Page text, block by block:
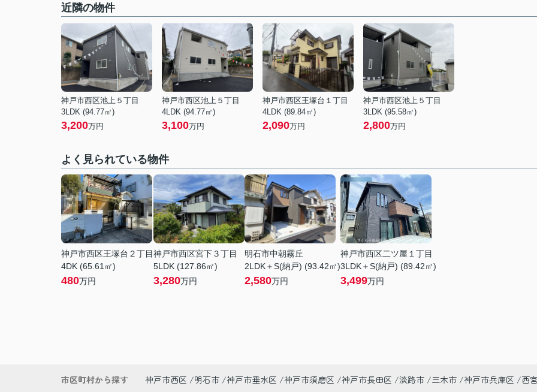
近隣の物件
神戸市西区池上５丁目
3LDK (94.77㎡)
3,200万円
神戸市西区池上５丁目
4LDK (94.77㎡)
3,100万円
神戸市西区王塚台１丁目
4LDK (89.84㎡)
2,090万円
神戸市西区池上５丁目
3LDK (95.58㎡)
2,800万円
よく見られている物件
神戸市西区王塚台２丁目
4DK (65.61㎡)
480万円
神戸市西区宮下３丁目
5LDK (127.86㎡)
3,280万円
明石市中朝霧丘
2LDK＋S(納戸) (93.42㎡)
2,580万円
神戸市西区二ツ屋１丁目
3LDK＋S(納戸) (89.42㎡)
3,499万円
市区町村から探す 神戸市西区 明石市 神戸市垂水区 神戸市須磨区 神戸市長田区 淡路市 三木市 神戸市兵庫区
西